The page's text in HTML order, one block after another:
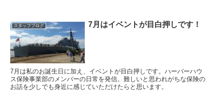
スタッフブログ 7月はイベントが目白押しです！
7月は私のお誕生日に加え、イベントが目白押しです。ハーバーハウ
ス保険事業部のメンバーの日常を発信。難しいと思われがちな保険の
お話を少しでも身近に感じていただけたらと思います。